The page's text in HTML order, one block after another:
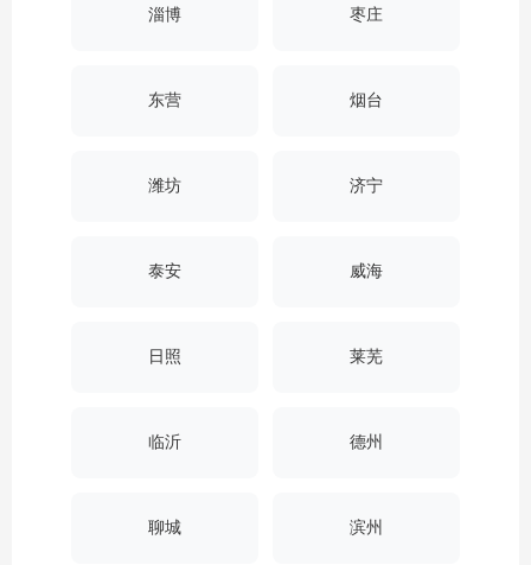
淄博 枣庄
东营 烟台
潍坊 济宁
泰安 威海
日照 莱芜
临沂 德州
聊城 滨州